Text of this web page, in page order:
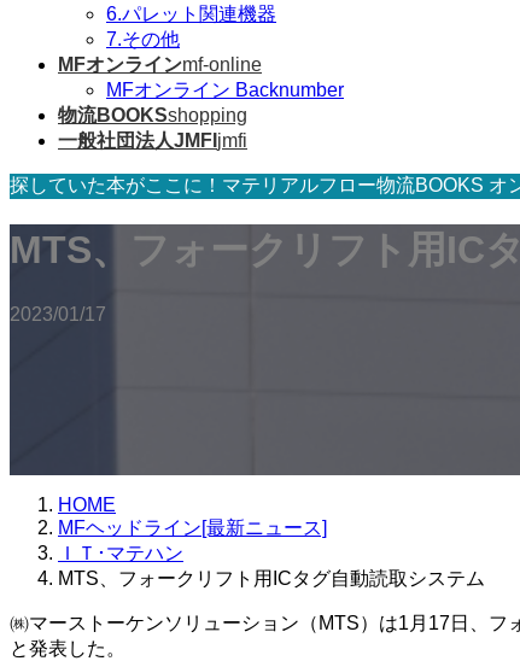
6.パレット関連機器
7.その他
MFオンラインmf-online
MFオンライン Backnumber
物流BOOKSshopping
一般社団法人JMFI jmfi
探していた本がここに！マテリアルフロー物流BOOKS オ
MTS、フォークリフト用IC
2023/01/17
HOME
MFヘッドライン[最新ニュース]
ＩＴ･マテハン
MTS、フォークリフト用ICタグ自動読取システム
㈱マーストーケンソリューション（MTS）は1月17日、
と発表した。